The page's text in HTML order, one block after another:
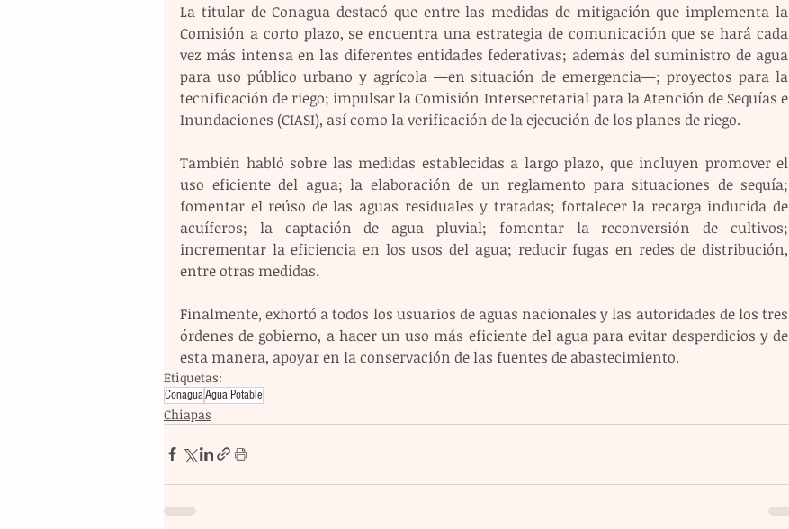
La titular de Conagua destacó que entre las medidas de mitigación que implementa la
Comisión a corto plazo, se encuentra una estrategia de comunicación que se hará cada
vez más intensa en las diferentes entidades federativas; además del suministro de agua
para uso público urbano y agrícola —en situación de emergencia—; proyectos para la
tecnificación de riego; impulsar la Comisión Intersecretarial para la Atención de Sequías e
Inundaciones (CIASI), así como la verificación de la ejecución de los planes de riego.
También habló sobre las medidas establecidas a largo plazo, que incluyen promover el
uso eficiente del agua; la elaboración de un reglamento para situaciones de sequía;
fomentar el reúso de las aguas residuales y tratadas; fortalecer la recarga inducida de
acuíferos; la captación de agua pluvial; fomentar la reconversión de cultivos;
incrementar la eficiencia en los usos del agua; reducir fugas en redes de distribución,
entre otras medidas.
Finalmente, exhortó a todos los usuarios de aguas nacionales y las autoridades de los tres
órdenes de gobierno, a hacer un uso más eficiente del agua para evitar desperdicios y de
esta manera, apoyar en la conservación de las fuentes de abastecimiento.
Etiquetas:
ConaguaAgua Potable
Chiapas